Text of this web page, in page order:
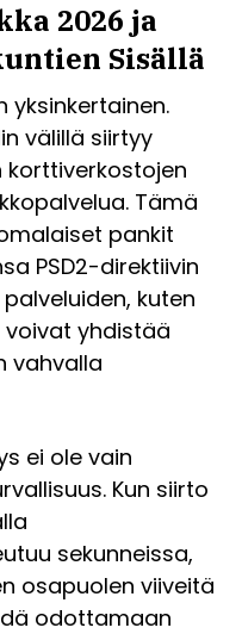
2026 ja
Sisällä
yksinkertainen.
välillä siirtyy
korttiverkostojen
Tämä
pankit
PSD2-direktiivin
kuten
voivat yhdistää
vahvalla
ei ole vain
Kun siirto
sekunneissa,
osapuolen viiveitä
odottamaan